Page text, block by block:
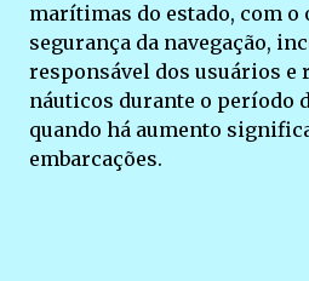
marítimas do estado, com o
segurança da navegação,
responsável dos usuários e
náuticos durante o período
quando há aumento
embarcações.